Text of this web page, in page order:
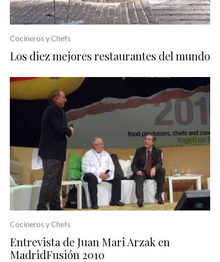
Cocineros y Chefs
Los diez mejores restaurantes del mundo
Cocineros y Chefs
Entrevista de Juan Mari Arzak en
MadridFusión 2010